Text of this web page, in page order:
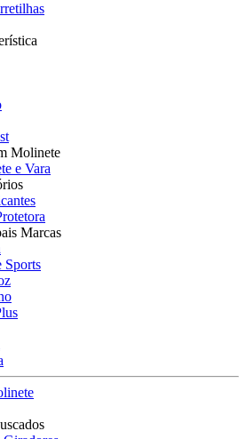
Molinete
e Vara
Marcas
Sports